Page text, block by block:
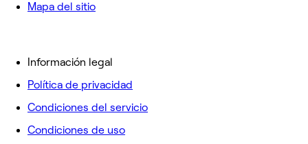
Mapa del sitio
Información legal
Política de privacidad
Condiciones del servicio
Condiciones de uso